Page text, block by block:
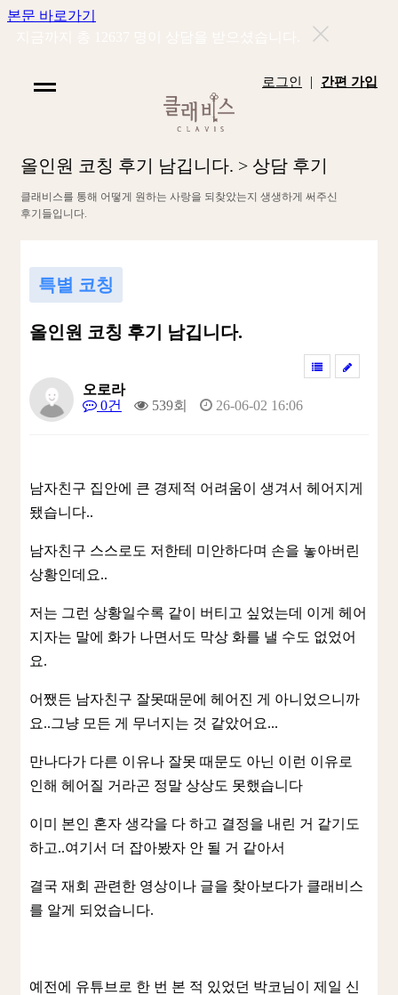
본문 바로가기
로그인 | 간편 가입
올인원 코칭 후기 남깁 니 다. > 상담 후기
클래 비 스를 통해 어 떻게 원하는 사랑을 되 찾았는지 생생하게 써 주신
후기 들입 니 다.
특별 코칭
올인원 코칭 후기 남깁니다.
오로라
0건
539회 26-06-02 16:06
남자친구 집안에 큰 경제적 어려움이 생겨서 헤어지게
됐습니다..
남자친구 스스로도 저한테 미안하다며 손을 놓아버린
상황인데요..
저는 그런 상황일수록 같이 버티고 싶었는데 이게 헤어
지자는 말에 화가 나면서도 막상 화를 낼 수도 없었어
요.
어쨌든 남자친구 잘못때문에 헤어진 게 아니었으니까
요..그냥 모든 게 무너지는 것 같았어요...
만나다가 다른 이유나 잘못 때문도 아닌 이런 이유로
인해 헤어질 거라곤 정말 상상도 못했습니다
이미 본인 혼자 생각을 다 하고 결정을 내린 거 같기도
하고..여기서 더 잡아봤자 안 될 거 같아서
결국 재회 관련한 영상이나 글을 찾아보다가 클래비스
를 알게 되었습니다.
예전에 유튜브로 한 번 본 적 있었던 박코님이 제일 신